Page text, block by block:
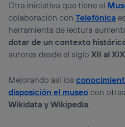
Otra iniciativa que tiene el
colaboración conTelefónica
herramienta de lectura
dotar de un contexto
autores desde el sigloXII al XIX
Mejorando así los
disposición el museocon
Wikidata y Wikipedia.